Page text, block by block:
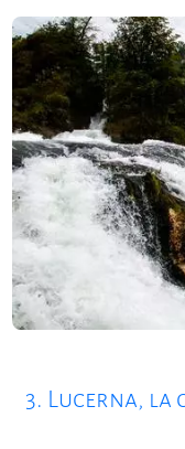
3. Lucerna, la